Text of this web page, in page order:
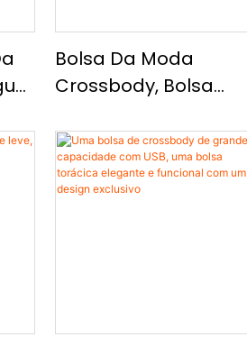
Bolsa Da Moda
Crossbody, Bolsa
D'água E Durável,
Bolsa De Cintura Leve
De Grande